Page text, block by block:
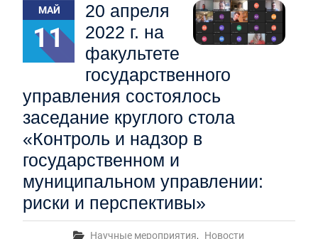
МАЙ
11
20 апреля
2022 г. на
факультете
государственного
управления состоялось
заседание круглого стола
«Контроль и надзор в
государственном и
муниципальном управлении:
риски и перспективы»
Научные мероприятия, Новости